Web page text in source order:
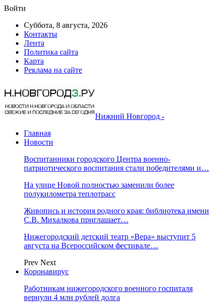
Войти
Суббота, 8 августа, 2026
Контакты
Лента
Политика сайта
Карта
Реклама на сайте
Нижний Новгород -
Главная
Новости
Воспитанники городского Центра военно-
патриотического воспитания стали победителями и…
На улице Новой полностью заменили более
полукилометра теплотрасс
Живопись и история родного края: библиотека имени
С.В. Михалкова приглашает…
Нижегородский детский театр «Вера» выступит 5
августа на Всероссийском фестивале…
Prev Next
Коронавирус
Работникам нижегородского военного госпиталя
вернули 4 млн рублей долга